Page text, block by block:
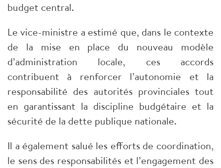
budget central.
Le vice-ministre a estimé que, dans le contexte
de la mise en place du nouveau modèle
d’administration locale, ces accords
contribuent à renforcer l’autonomie et la
responsabilité des autorités provinciales tout
en garantissant la discipline budgétaire et la
sécurité de la dette publique nationale.
Il a également salué les efforts de coordination,
le sens des responsabilités et l’engagement des